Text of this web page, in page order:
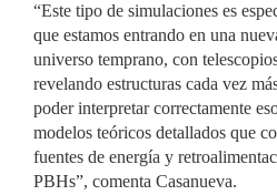
“Este tipo de simulaciones es
que estamos entrando en una
universo temprano, con
revelando estructuras cada vez
poder interpretar correctamente
modelos teóricos detallados que
fuentes de energía y
PBHs”, comenta Casanueva.